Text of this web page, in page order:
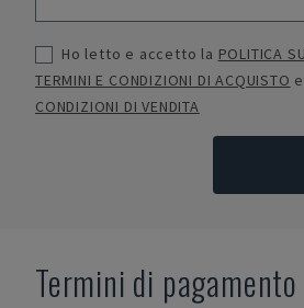
Ho letto e accetto la POLITICA
TERMINI E CONDIZIONI DI ACQUISTO
CONDIZIONI DI VENDITA
Termini di pagamento